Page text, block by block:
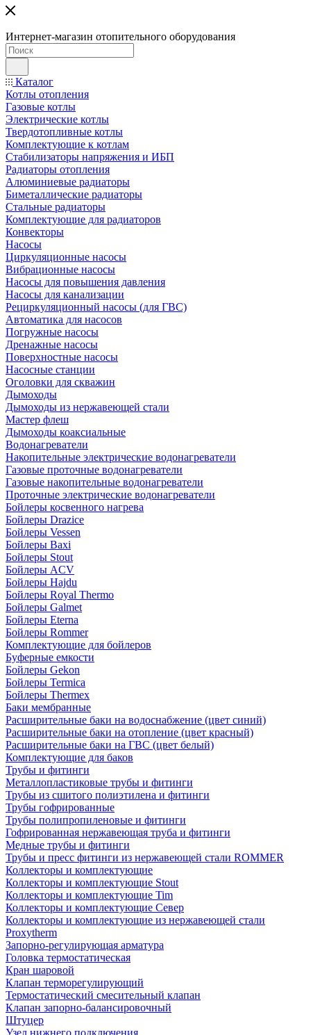
Интернет-магазин отопительного оборудования
Каталог
Котлы отопления
Газовые котлы
Электрические котлы
Твердотопливные котлы
Комплектующие к котлам
Стабилизаторы напряжения и ИБП
Радиаторы отопления
Алюминиевые радиаторы
Биметаллические радиаторы
Стальные радиаторы
Комплектующие для радиаторов
Конвекторы
Насосы
Циркуляционные насосы
Вибрационные насосы
Насосы для повышения давления
Насосы для канализации
Рециркуляционный насосы (для ГВС)
Автоматика для насосов
Погружные насосы
Дренажные насосы
Поверхностные насосы
Насосные станции
Оголовки для скважин
Дымоходы
Дымоходы из нержавеющей стали
Мастер флеш
Дымоходы коаксиальные
Водонагреватели
Накопительные электрические водонагреватели
Газовые проточные водонагреватели
Газовые накопительные водонагреватели
Проточные электрические водонагреватели
Бойлеры косвенного нагрева
Бойлеры Drazice
Бойлеры Vessen
Бойлеры Baxi
Бойлеры Stout
Бойлеры ACV
Бойлеры Hajdu
Бойлеры Royal Thermo
Бойлеры Galmet
Бойлеры Eterna
Бойлеры Rommer
Комплектующие для бойлеров
Буферные емкости
Бойлеры Gekon
Бойлеры Termica
Бойлеры Thermex
Баки мембранные
Расширительные баки на водоснабжение (цвет синий)
Расширительные баки на отопление (цвет красный)
Расширительные баки на ГВС (цвет белый)
Комплектующие для баков
Трубы и фитинги
Металлопластиковые трубы и фитинги
Трубы из сшитого полиэтилена и фитинги
Трубы гофрированные
Трубы полипропиленовые и фитинги
Гофрированная нержавеющая труба и фитинги
Медные трубы и фитинги
Трубы и пресс фитинги из нержавеющей стали ROMMER
Коллекторы и комплектующие
Коллекторы и комплектующие Stout
Коллекторы и комплектующие Tim
Коллекторы и комплектующие Север
Коллекторы и комплектующие из нержавеющей стали
Proxytherm
Запорно-регулирующая арматура
Головка термостатическая
Кран шаровой
Клапан терморегулирующий
Термостатический смесительный клапан
Клапан запорно-балансировочный
Штуцер
Узел нижнего подключения